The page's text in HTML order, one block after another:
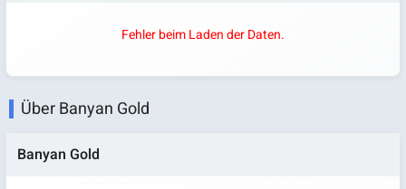
Fehler beim Laden der Daten.
Über Banyan Gold
Banyan Gold